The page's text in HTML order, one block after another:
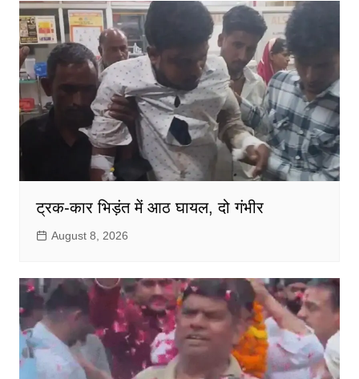
ट्रक-कार भिड़ंत में आठ घायल, दो गंभीर
August 8, 2026